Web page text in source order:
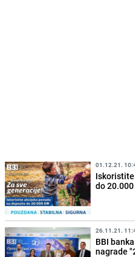
01.12.21.
do
26.11.21.
BBI
nagrade